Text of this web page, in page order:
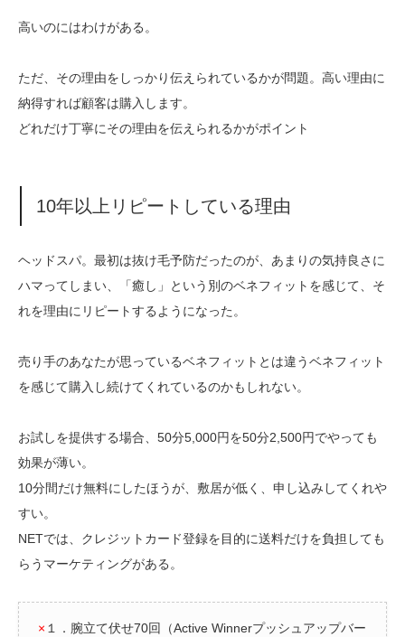
高いのにはわけがある。
ただ、その理由をしっかり伝えられているかが問題。高い理由に
納得すれば顧客は購入します。
どれだけ丁寧にその理由を伝えられるかがポイント
10年以上リピートしている理由
ヘッドスパ。最初は抜け毛予防だったのが、あまりの気持良さに
ハマってしまい、「癒し」という別のベネフィットを感じて、そ
れを理由にリピートするようになった。
売り手のあなたが思っているベネフィットとは違うベネフィット
を感じて購入し続けてくれているのかもしれない。
お試しを提供する場合、50分5,000円を50分2,500円でやっても
効果が薄い。
10分間だけ無料にしたほうが、敷居が低く、申し込みしてくれや
すい。
NETでは、クレジットカード登録を目的に送料だけを負担しても
らうマーケティングがある。
× １．腕立て伏せ70回（Active Winnerプッシュアップバー